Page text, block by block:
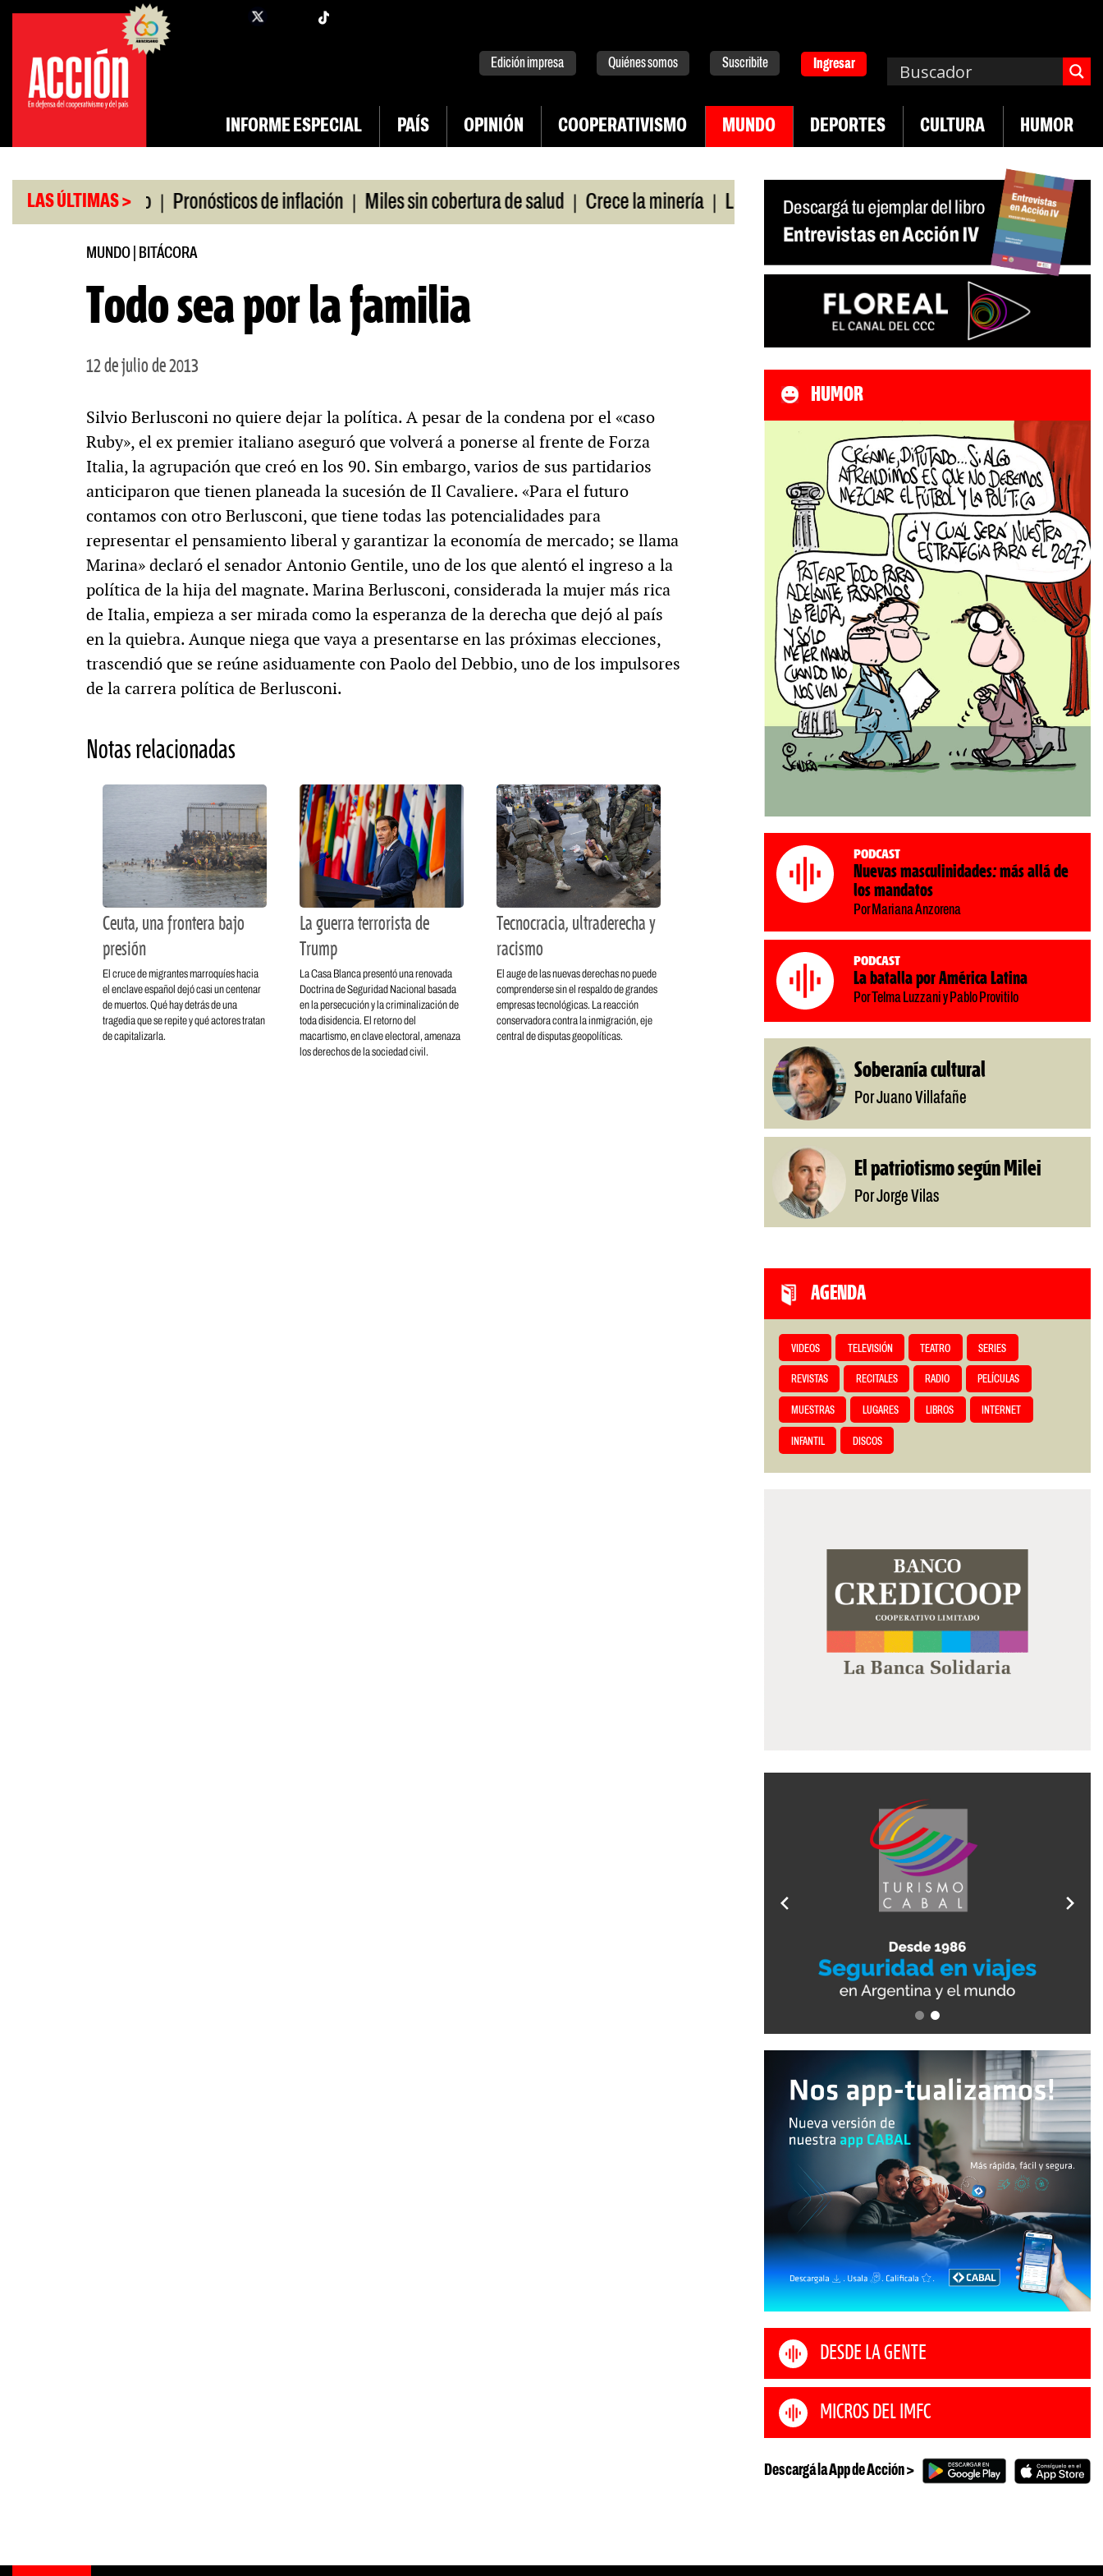
Saltar
contenido
facebook
Edición impresa Quiénes somos Suscribite Ingresar
INFORME ESPECIAL PAÍS OPINIÓN COOPERATIVISMO MUNDO DEPORTES CULTURA HUMOR
LAS ÚLTIMAS >
universitario | Pronósticos de inflación | Miles sin cobertura de salud | Crece la minería | La Pampa. Emergencia en salud mental | Los 43
MUNDO| BITÁCORA
Todo sea por la familia
12 de julio de 2013
Silvio Berlusconi no quiere dejar la política. A pesar de la condena por el «caso
Ruby», el ex premier italiano aseguró que volverá a ponerse al frente de Forza
Italia, la agrupación que creó en los 90. Sin embargo, varios de sus partidarios
anticiparon que tienen planeada la sucesión de Il Cavaliere. «Para el futuro
contamos con otro Berlusconi, que tiene todas las potencialidades para
representar el pensamiento liberal y garantizar la economía de mercado; se llama
Marina» declaró el senador Antonio Gentile, uno de los que alentó el ingreso a la
política de la hija del magnate. Marina Berlusconi, considerada la mujer más rica
de Italia, empieza a ser mirada como la esperanza de la derecha que dejó al país
en la quiebra. Aunque niega que vaya a presentarse en las próximas elecciones,
trascendió que se reúne asiduamente con Paolo del Debbio, uno de los impulsores
de la carrera política de Berlusconi.
Notas relacionadas
Ceuta, una frontera bajo
presión
El cruce de migrantes marroquíes hacia
el enclave español dejó casi un centenar
de muertos. Qué hay detrás de una
tragedia que se repite y qué actores tratan
de capitalizarla.
La guerra terrorista de
Trump
La Casa Blanca presentó una renovada
Doctrina de Seguridad Nacional basada
en la persecución y la criminalización de
toda disidencia. El retorno del
macartismo, en clave electoral, amenaza
los derechos de la sociedad civil.
Tecnocracia, ultraderecha y
racismo
El auge de las nuevas derechas no puede
comprenderse sin el respaldo de grandes
empresas tecnológicas. La reacción
conservadora contra la inmigración, eje
central de disputas geopolíticas.
HUMOR
Podcast
Nuevas masculinidades: más allá de
los mandatos
Por Mariana Anzorena
Podcast
La batalla por América Latina
Por Telma Luzzani y Pablo Provitilo
Soberanía cultural
Por Juano Villafañe
El patriotismo según Milei
Por Jorge Vilas
AGENDA
VIDEOS TELEVISIÓN TEATRO SERIES
REVISTAS RECITALES RADIO PELÍCULAS
MUESTRAS LUGARES LIBROS INTERNET
INFANTIL DISCOS
DESDE LA GENTE
MICROS DEL IMFC
Descargá la App de Acción >